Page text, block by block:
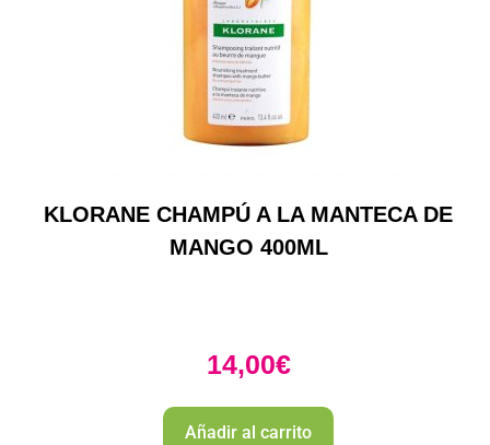
KLORANE CHAMPÚ A LA MANTECA DE
MANGO 400ML
14,00€
Añadir al carrito